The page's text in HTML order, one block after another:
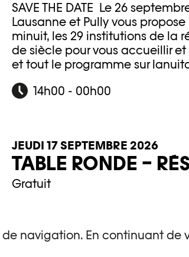
navigation. En continuant de
SAVE THE DATE Le 26
Lausanne et Pully vous
minuit, les 29 institutions de la
de siècle pour vous accueillir
et tout le programme sur
14h00 - 00h00
JEUDI 17 SEPTEMBRE 2026
TABLE RONDE –
Gratuit
18h30 - 20h00